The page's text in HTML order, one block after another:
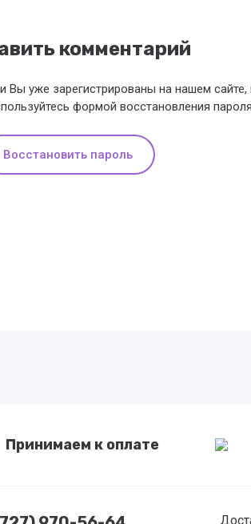
комментарий
Вы уже зарегистрированы на нашем
формой восстановления
Восстановить пароль
Принимаем к оплате